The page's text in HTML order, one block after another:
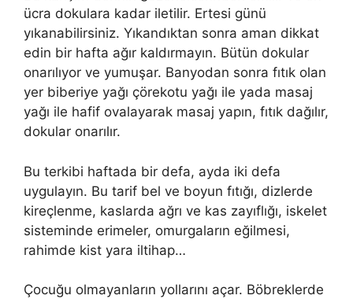
ücra dokulara kadar iletilir. Ertesi günü
yıkanabilirsiniz. Yıkandıktan sonra aman dikkat
edin bir hafta ağır kaldırmayın. Bütün dokular
onarılıyor ve yumuşar. Banyodan sonra fıtık olan
yer biberiye yağı çörekotu yağı ile yada masaj
yağı ile hafif ovalayarak masaj yapın, fıtık dağılır,
dokular onarılır.
Bu terkibi haftada bir defa, ayda iki defa
uygulayın. Bu tarif bel ve boyun fıtığı, dizlerde
kireçlenme, kaslarda ağrı ve kas zayıflığı, iskelet
sisteminde erimeler, omurgaların eğilmesi,
rahimde kist yara iltihap…
Çocuğu olmayanların yollarını açar. Böbreklerde